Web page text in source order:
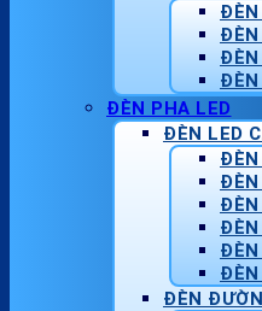
ĐÈN
ĐÈN
ĐÈN PHA LED
ĐÈN LED
ĐÈN
ĐÈN
ĐÈN
ĐÈN
ĐÈN
ĐÈN